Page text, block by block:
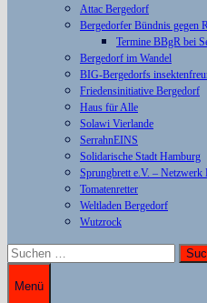
Attac Bergedorf
Bergedorfer Bündnis gegen
Termine BBgR bei
Bergedorf im Wandel
BIG-Bergedorfs
Friedensinitiative Bergedorf
Haus für Alle
Solawi Vierlande
SerrahnEINS
Solidarische Stadt Hamburg
Sprungbrett e.V. – Netzwerk
Tomatenretter
Weltladen Bergedorf
Wutzrock
Suchen
nach:
Menü